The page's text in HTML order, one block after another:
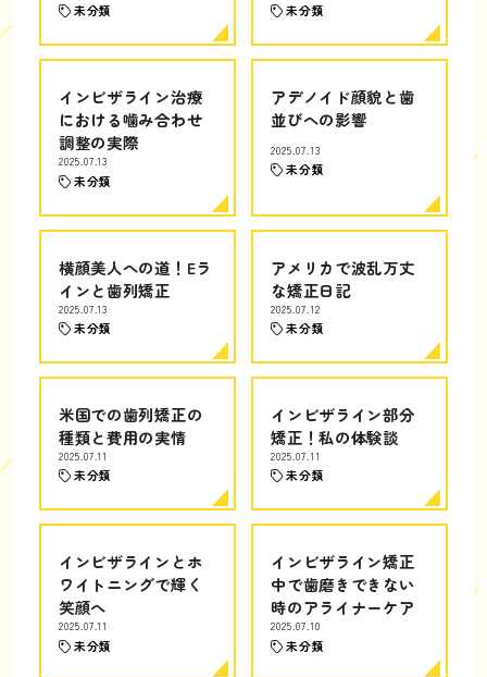
未分類 未分類
インビザライン治療
における噛み合わせ
調整の実際
2025.07.13
未分類
アデノイド顔貌と歯
並びへの影響
2025.07.13
未分類
横顔美人への道！Eラ
インと歯列矯正
2025.07.13
未分類
アメリカで波乱万丈
な矯正日記
2025.07.12
未分類
米国での歯列矯正の
種類と費用の実情
2025.07.11
未分類
インビザライン部分
矯正！私の体験談
2025.07.11
未分類
インビザラインとホ
ワイトニングで輝く
笑顔へ
2025.07.11
未分類
インビザライン矯正
中で歯磨きできない
時のアライナーケア
2025.07.10
未分類